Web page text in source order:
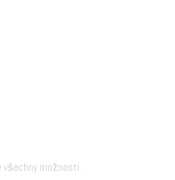
všechny možnosti.